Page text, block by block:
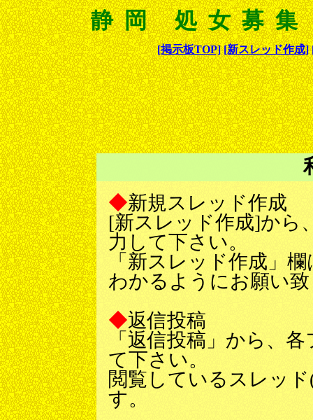
静岡 処女募
[掲示板TOP] [新スレッド作成]
◆新規スレッド作成
[新スレッド作成]から
力して下さい。
「新スレッド作成」
わかるようにお願い
◆返信投稿
「返信投稿」から、
て下さい。
閲覧しているスレッ
す。